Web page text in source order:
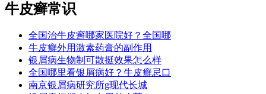
牛皮癣常识
全国治牛皮癣哪家医院好？全国哪
牛皮癣外用激素药膏的副作用
银屑病生物制可散挺效果怎么样
全国哪里看银屑病好？牛皮癣忌口
南京银屑病研究所g现代长城